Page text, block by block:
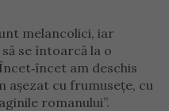
melancolici, iar
se întoarcă la o
am deschis
așezat cu frumusețe, cu
romanului”.